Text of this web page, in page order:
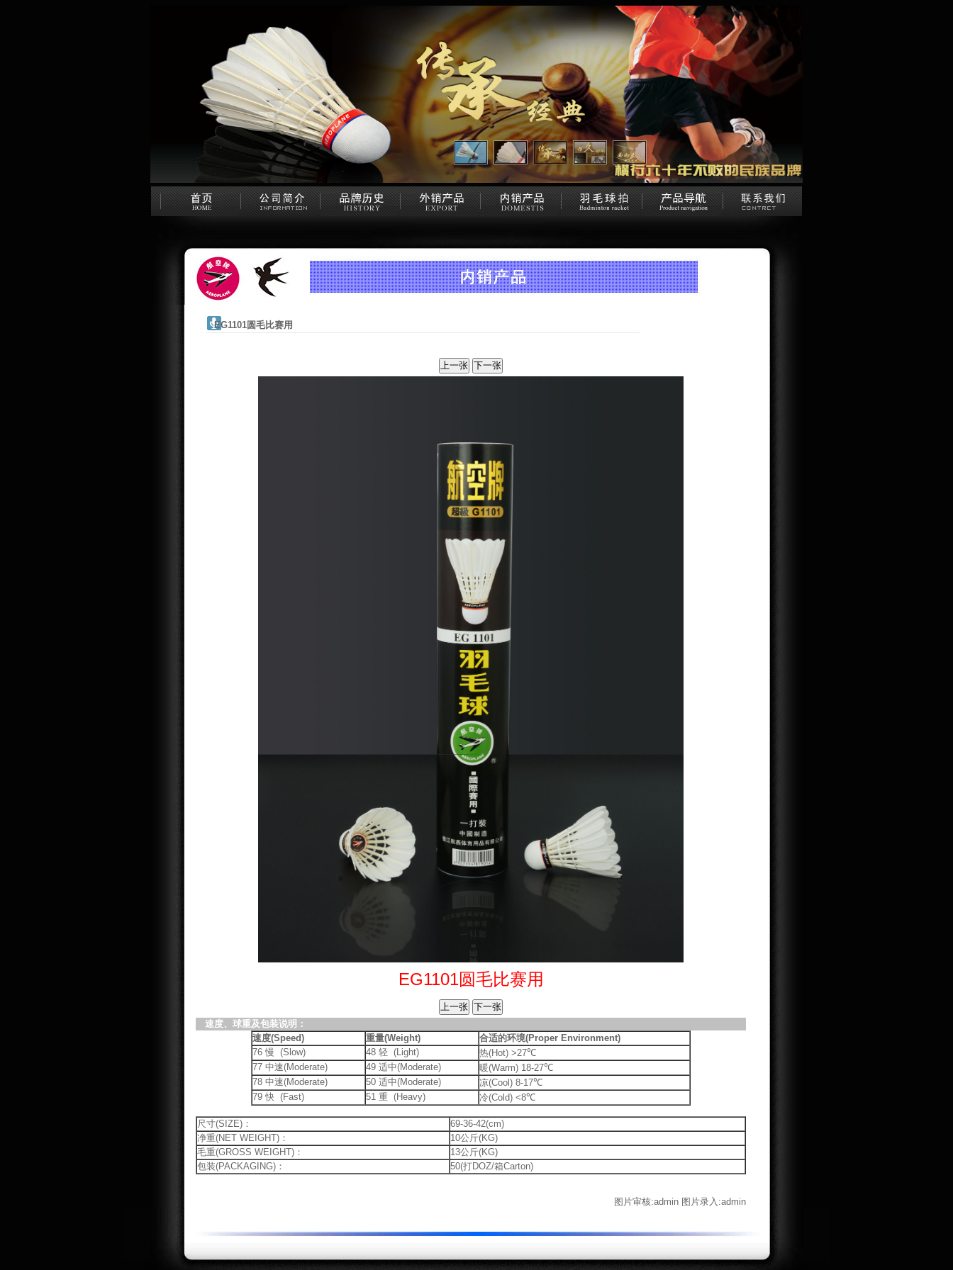
EG1101圆毛比赛用
EG1101圆毛比赛用
速度、球重及包装说明：
速度(Speed)
重量(Weight)
合适的环境(Proper Environment)
76 慢 (Slow)
48 轻 (Light)
热(Hot) >27℃
77 中速(Moderate)
49 适中(Moderate)
暖(Warm) 18-27℃
78 中速(Moderate)
50 适中(Moderate)
凉(Cool) 8-17℃
79 快 (Fast)
51 重 (Heavy) 冷(Cold) <8℃
尺寸(SIZE)：
69-36-42(cm)
净重(NET WEIGHT)：
10公斤(KG)
毛重(GROSS WEIGHT)：
13公斤(KG)
包装(PACKAGING)：
50(打DOZ/箱Carton)
图片审核:admin 图片录入:admin